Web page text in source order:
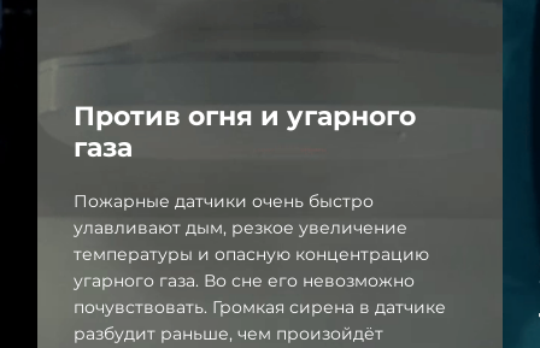
Против огня и угарного
газа
Пожарные датчики очень быстро
улавливают дым, резкое увеличение
температуры и опасную концентрацию
угарного газа. Во сне его невозможно
почувствовать. Громкая сирена в датчике
разбудит раньше, чем произойдёт